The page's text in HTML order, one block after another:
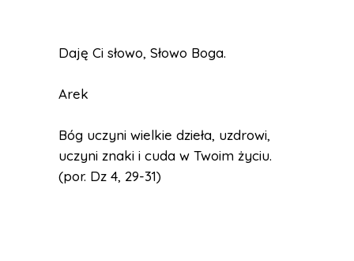
Daję Ci słowo, Słowo Boga.
Arek
Bóg uczyni wielkie dzieła, uzdrowi,
uczyni znaki i cuda w Twoim życiu.
(por. Dz 4, 29-31)